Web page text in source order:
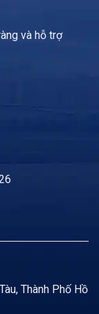
và hỗ trợ
Thành Phố Hồ